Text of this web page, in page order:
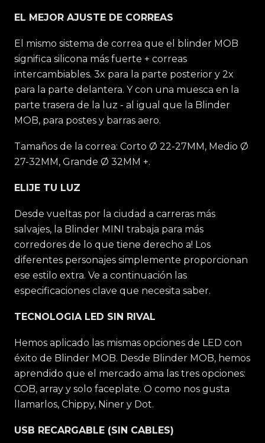
EL MEJOR AJUSTE DE CORREAS
El mismo sistema de correa que el blinder MOB
significa silicona más fuerte + correas
intercambiables. 3x para la parte posterior y 2x
para la parte delantera. Y con una muesca en la
parte trasera de la luz - al igual que la Blinder
MOB, para postes y barras aero.
Tamaños de la correa: Corto Ø 22-27MM, Medio Ø
27-32MM, Grande Ø 32MM +.
ELIJE TU LUZ
Desde vueltas por la ciudad a carreras más
salvajes, la Blinder MINI trabaja para más
corredores de lo que tiene derecho a! Los
diferentes personajes simplemente proporcionan
ese estilo extra. Ve a continuación las
especificaciones clave que necesita saber.
TECNOLOGIA LED SIN RIVAL
Hemos aplicado las mismas opciones de LED con
éxito de Blinder MOB. Desde Blinder MOB, hemos
aprendido que el mercado ama las tres opciones:
COB, array y solo faceplate. O como nos gusta
llamarlos, Chippy, Niner y Dot.
USB RECARGABLE (SIN CABLES)